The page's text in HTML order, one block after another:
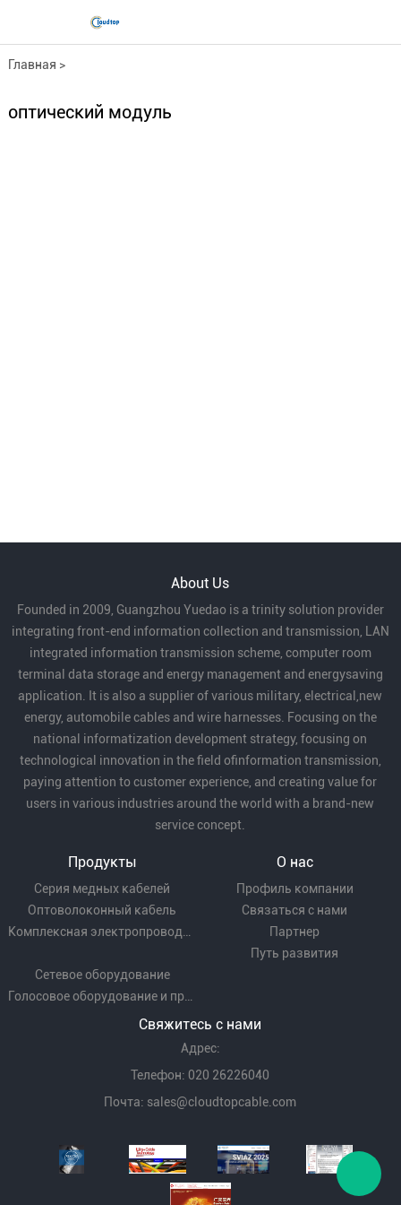
Главная >
Сетевое оборудование
оптический модуль
About Us
Founded in 2009, Guangzhou Yuedao is a trinity solution provider
integrating front-end information collection and transmission, LAN
integrated information transmission scheme, computer room
terminal data storage and energy management and energysaving
application. It is also a supplier of various military, electrical,new
energy, automobile cables and wire harnesses. Focusing on the
national informatization development strategy, focusing on
technological innovation in the field ofinformation transmission,
paying attention to customer experience, and creating value for
users in various industries around the world with a brand-new
service concept.
Продукты
Серия медных кабелей
Оптоволоконный кабель
Сетевое оборудование
О нас
Профиль компании
Связаться с нами
Партнер
Путь развития
Свяжитесь с нами
Адрес:
Телефон: 020 26226040
Почта: sales@cloudtopcable.com